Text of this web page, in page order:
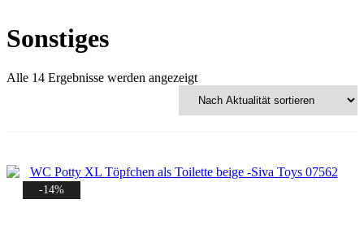
Sonstiges
Alle 14 Ergebnisse werden angezeigtNach
sortiert
-14%